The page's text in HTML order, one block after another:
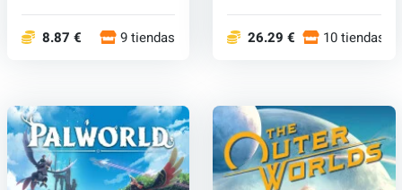
8.87 € 9 tiendas 26.29 € 10 tiendas